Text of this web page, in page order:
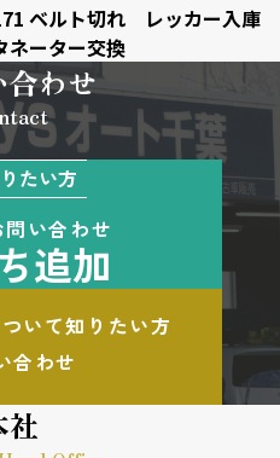
ベルト切れ レッカー入庫
ーター交換
わせ
たい方
い合わせ
追加
いて知りたい方
合わせ
社